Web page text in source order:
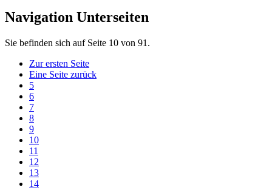
Navigation Unterseiten
Sie befinden sich auf Seite 10 von 91.
Zur ersten Seite
Eine Seite zurück
5
6
7
8
9
10
11
12
13
14